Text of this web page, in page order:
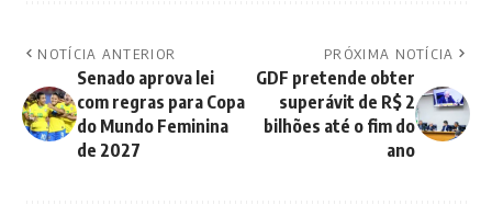
NOTÍCIA ANTERIOR
Senado aprova lei
com regras para Copa
do Mundo Feminina
de 2027
PRÓXIMA NOTÍCIA
GDF pretende obter
superávit de R$ 2
bilhões até o fim do
ano